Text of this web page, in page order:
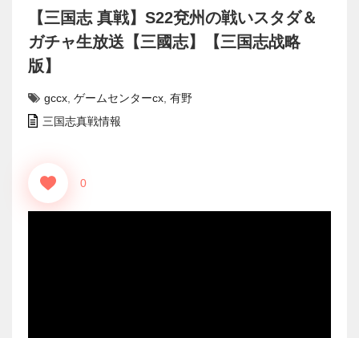
【三国志 真戦】S22兗州の戦いスタダ＆
ガチャ生放送【三國志】【三国志战略
版】
gccx ゲームセンターcx 有野
三国志真戦情報
0